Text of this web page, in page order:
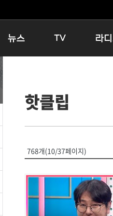
뉴스
보은
옥천
TV
인생내컷
테마기행 길
시청자 FLEX
특집프로그램
종영프로그램
라
핫클립
768개(10/37페이지)